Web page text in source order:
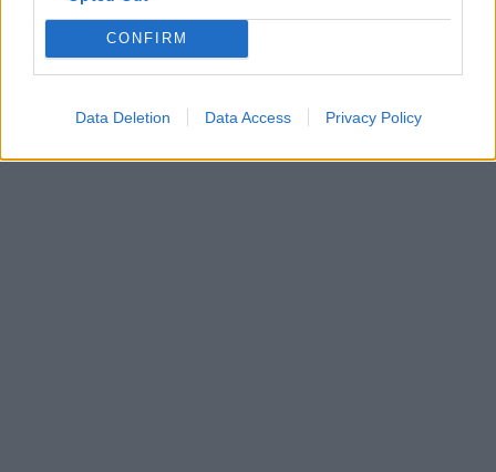
CONFIRM
Data Deletion Data Access Privacy Policy